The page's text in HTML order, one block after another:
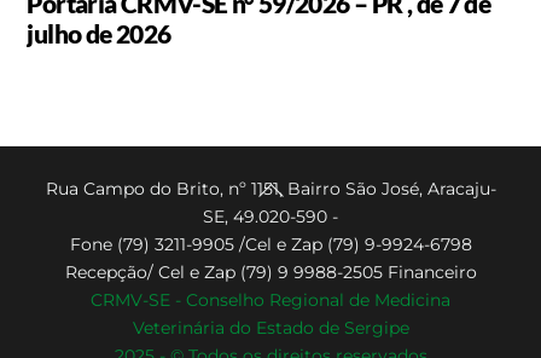
julho de 2026
Back
To
Top
Rua Campo do Brito, nº 1151, Bairro São José, Aracaju-
SE, 49.020-590 -
Fone (79) 3211-9905 /Cel e Zap (79) 9-9924-6798
Recepção/ Cel e Zap (79) 9 9988-2505 Financeiro
CRMV-SE - Conselho Regional de Medicina
Veterinária do Estado de Sergipe